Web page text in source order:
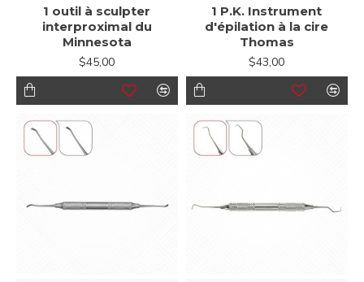
1 outil à sculpter
interproximal du
Minnesota
$45,00
1 P.K. Instrument
d'épilation à la cire
Thomas
$43,00